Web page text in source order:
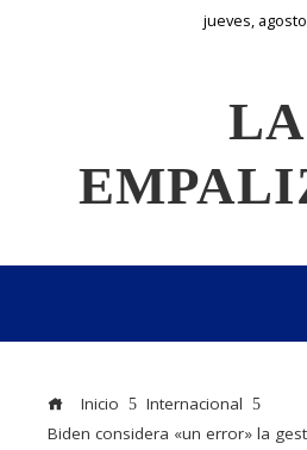
jueves,
LA
Inicio
Internacional
Biden considera «un error» la